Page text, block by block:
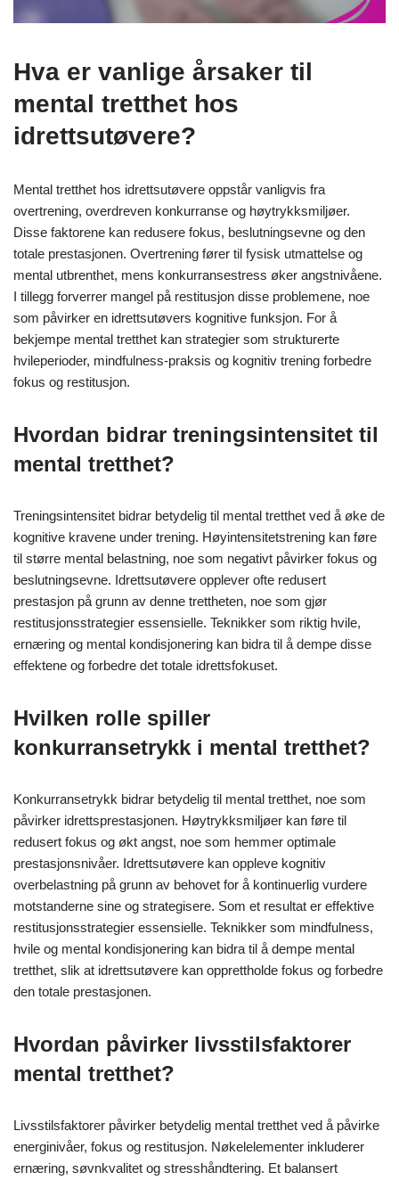
Hva er vanlige årsaker til
mental tretthet hos
idrettsutøvere?
Mental tretthet hos idrettsutøvere oppstår vanligvis fra
overtrening, overdreven konkurranse og høytrykksmiljøer.
Disse faktorene kan redusere fokus, beslutningsevne og den
totale prestasjonen. Overtrening fører til fysisk utmattelse og
mental utbrenthet, mens konkurransestress øker angstnivåene.
I tillegg forverrer mangel på restitusjon disse problemene, noe
som påvirker en idrettsutøvers kognitive funksjon. For å
bekjempe mental tretthet kan strategier som strukturerte
hvileperioder, mindfulness-praksis og kognitiv trening forbedre
fokus og restitusjon.
Hvordan bidrar treningsintensitet til
mental tretthet?
Treningsintensitet bidrar betydelig til mental tretthet ved å øke de
kognitive kravene under trening. Høyintensitetstrening kan føre
til større mental belastning, noe som negativt påvirker fokus og
beslutningsevne. Idrettsutøvere opplever ofte redusert
prestasjon på grunn av denne trettheten, noe som gjør
restitusjonsstrategier essensielle. Teknikker som riktig hvile,
ernæring og mental kondisjonering kan bidra til å dempe disse
effektene og forbedre det totale idrettsfokuset.
Hvilken rolle spiller
konkurransetrykk i mental tretthet?
Konkurransetrykk bidrar betydelig til mental tretthet, noe som
påvirker idrettsprestasjonen. Høytrykksmiljøer kan føre til
redusert fokus og økt angst, noe som hemmer optimale
prestasjonsnivåer. Idrettsutøvere kan oppleve kognitiv
overbelastning på grunn av behovet for å kontinuerlig vurdere
motstanderne sine og strategisere. Som et resultat er effektive
restitusjonsstrategier essensielle. Teknikker som mindfulness,
hvile og mental kondisjonering kan bidra til å dempe mental
tretthet, slik at idrettsutøvere kan opprettholde fokus og forbedre
den totale prestasjonen.
Hvordan påvirker livsstilsfaktorer
mental tretthet?
Livsstilsfaktorer påvirker betydelig mental tretthet ved å påvirke
energinivåer, fokus og restitusjon. Nøkelelementer inkluderer
ernæring, søvnkvalitet og stresshåndtering. Et balansert